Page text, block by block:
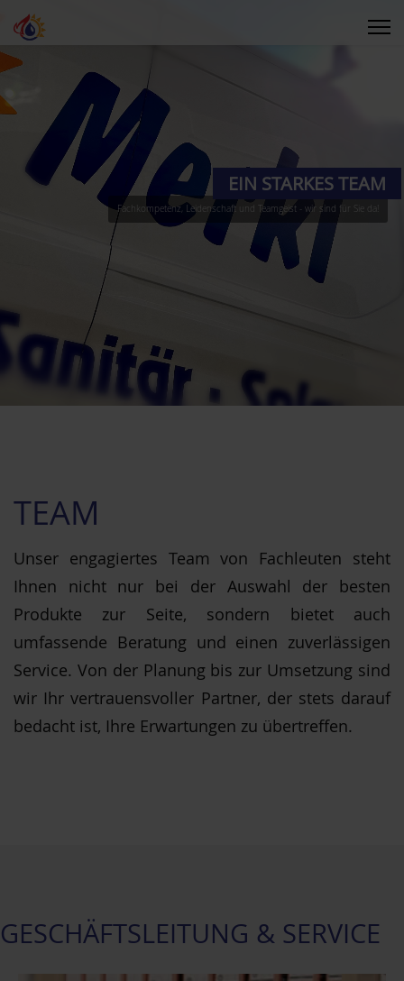
Fachkompetenz, Leidenschaft und Teamgeist - wir sind für Sie da!
EIN STARKES TEAM
TEAM
Unser engagiertes Team von Fachleuten steht
Ihnen nicht nur bei der Auswahl der besten
Produkte zur Seite, sondern bietet auch
umfassende Beratung und einen zuverlässigen
Service. Von der Planung bis zur Umsetzung sind
wir Ihr vertrauensvoller Partner, der stets darauf
bedacht ist, Ihre Erwartungen zu übertreffen.
GESCHÄFTSLEITUNG & SERVICE